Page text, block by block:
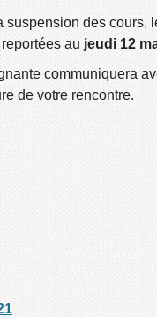
suspension des cours,
au jeudi 12
communiquera
de votre rencontre.